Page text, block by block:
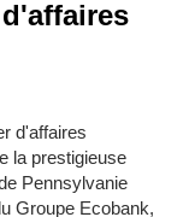
d'affaires
la prestigieuse
Pennsylvanie
Groupe Ecobank,